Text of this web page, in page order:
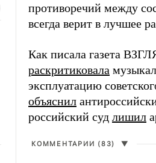
противоречий между
всегда верит в лучшее
Как писала газета
раскритиковала
эксплуатацию
объяснил
российский суд лишил
КОММЕНТАРИИ (83) ▼